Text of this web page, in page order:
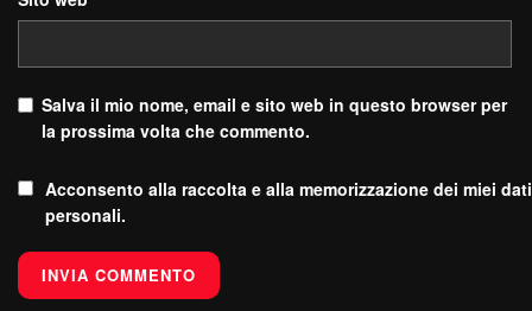
Salva il mio nome, email e sito web in questo browser per
la prossima volta che commento.
Acconsento alla raccolta e alla memorizzazione dei miei dati
personali.